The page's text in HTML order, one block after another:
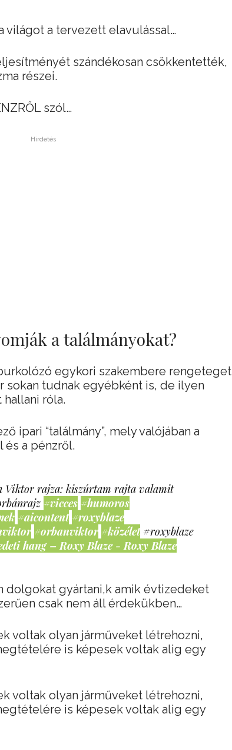
világot a tervezett elavulással…
szándékosan csökkentették,
részei.
szól…
Hirdetés
a találmányokat?
egykori szakembere rengeteget
sokan tudnak egyébként is, de ilyen
róla.
ipari “találmány”, mely valójában a
a pénzről.
Viktor rajza: kiszúrtam rajta valamit
#vicces #humoros
#aicontent #roxyblaze
#orbanviktor #közélet #roxyblaze
hang – Roxy Blaze - Roxy Blaze
dolgokat gyártani,k amik évtizedeket
csak nem áll érdekükben…
voltak olyan járműveket létrehozni,
is képesek voltak alig egy
voltak olyan járműveket létrehozni,
is képesek voltak alig egy